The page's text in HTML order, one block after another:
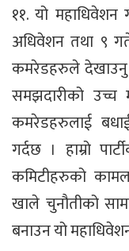
११. यो महाधिवेशन
अधिवेशन तथा ९
कमरेडहरुले देखाउनु
समझदारीको उच्च
कमरेडहरुलाई
गर्दछ । हाम्रो
कमिटीहरुको
खाले चुनौतीको
बनाउन यो